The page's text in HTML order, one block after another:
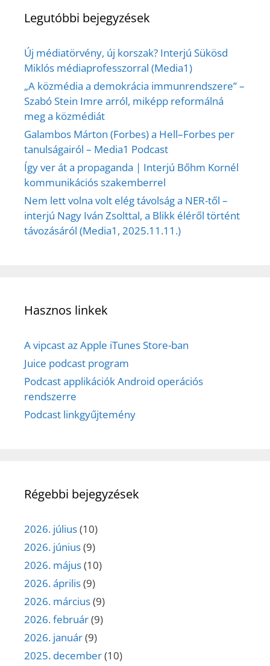
Legutóbbi bejegyzések
Új médiatörvény, új korszak? Interjú Sükösd
Miklós médiaprofesszorral (Media1)
„A közmédia a demokrácia immunrendszere” –
Szabó Stein Imre arról, miképp reformálná
meg a közmédiát
Galambos Márton (Forbes) a Hell–Forbes per
tanulságairól – Media1 Podcast
Így ver át a propaganda | Interjú Bőhm Kornél
kommunikációs szakemberrel
Nem lett volna volt elég távolság a NER-től –
interjú Nagy Iván Zsolttal, a Blikk éléről történt
távozásáról (Media1, 2025.11.11.)
Hasznos linkek
A vipcast az Apple iTunes Store-ban
Juice podcast program
Podcast applikációk Android operációs
rendszerre
Podcast linkgyűjtemény
Régebbi bejegyzések
2026. július(10)
2026. június(9)
2026. május(10)
2026. április(9)
2026. március(9)
2026. február(9)
2026. január(9)
2025. december(10)